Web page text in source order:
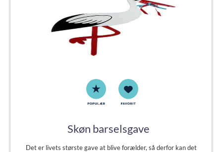
Skøn barselsgave
Det er livets største gave at blive forælder, så derfor kan det